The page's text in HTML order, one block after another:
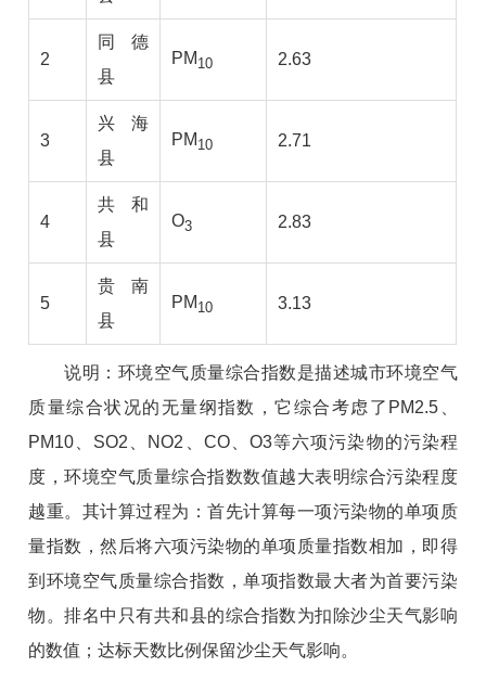
2
同德
县
PM 10 2.63
3
兴海
县
PM 10 2.71
4
共和
县
O3 2.83
5
贵南
县
PM 10 3.13
说明：环境空气质量综合指数是描述城市环境空气
质量综合状况的无量纲指数，它综合考虑了 PM2.5、
PM10、SO2、NO2、CO、O3等六项污染物的污染程
度，环境空气质量综合指数数值越大表明综合污染程度
越重。其计算过程为：首先计算每一项污染物的单项质
量指数，然后将六项污染物的单项质量指数相加，即得
到环境空气质量综合指数，单项指数最大者为首要污染
物。排名中只有共和县的综合指数为扣除沙尘天气影响
的数值；达标天数比例保留沙尘天气影响。